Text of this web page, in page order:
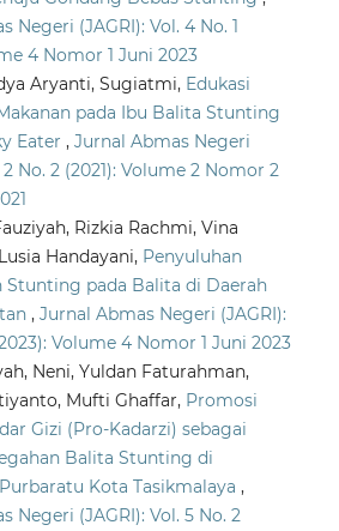
Negeri (JAGRI): Vol. 4 No. 1
4 Nomor 1 Juni 2023
Aryanti, Sugiatmi, Edukasi
pada Ibu Balita Stunting
Eater , Jurnal Abmas Negeri
2 No. 2 (2021): Volume 2 Nomor 2
Rizkia Rachmi, Vina
Handayani, Penyuluhan
Stunting pada Balita di Daerah
, Jurnal Abmas Negeri (JAGRI):
Volume 4 Nomor 1 Juni 2023
Neni, Yuldan Faturahman,
Mufti Ghaffar, Promosi
Gizi (Pro-Kadarzi) sebagai
Balita Stunting di
Kota Tasikmalaya ,
Negeri (JAGRI): Vol. 5 No. 2